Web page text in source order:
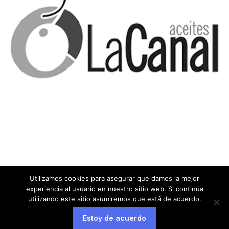
Utilizamos cookies para asegurar que damos la mejor
experiencia al usuario en nuestro sitio web. Si continúa
utilizando este sitio asumiremos que está de acuerdo.
Estoy de acuerdo